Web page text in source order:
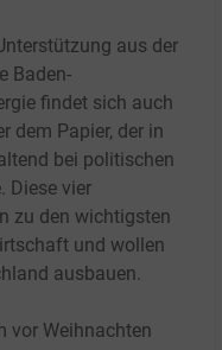
aus der
Baden-
findet sich auch
dem Papier, der in
bei politischen
Diese vier
zu den wichtigsten
und wollen
ausbauen.
vor Weihnachten